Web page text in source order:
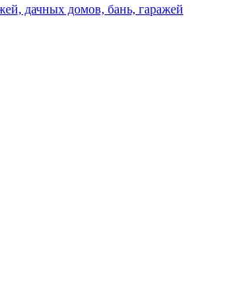
дачных домов, бань, гаражей